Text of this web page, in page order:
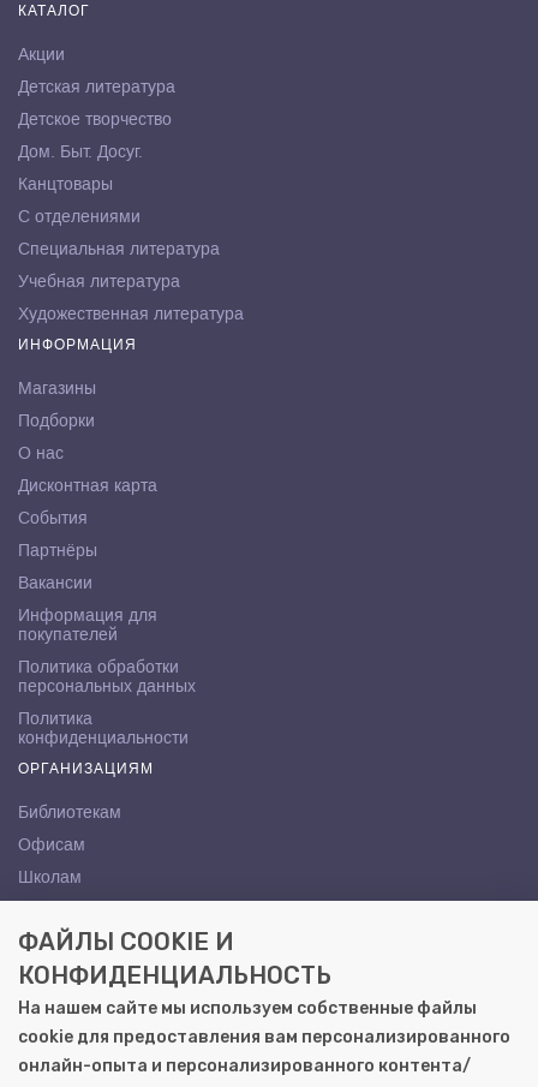
КАТАЛОГ
Акции
Детская литература
Детское творчество
Дом. Быт. Досуг.
Канцтовары
С отделениями
Специальная литература
Учебная литература
Художественная литература
ИНФОРМАЦИЯ
Магазины
Подборки
О нас
Дисконтная карта
События
Партнёры
Вакансии
Информация для
покупателей
Политика обработки
персональных данных
Политика
конфиденциальности
ОРГАНИЗАЦИЯМ
Библиотекам
Офисам
Школам
КОНТАКТЫ
Саратов, ул. Осипова, 10А
+7 (8452) 72-65-65
gemera@moya-kniga.ru
ФАЙЛЫ COOKIE И
КОНФИДЕНЦИАЛЬНОСТЬ
На нашем сайте мы используем собственные файлы
cookie для предоставления вам персонализированного
онлайн-опыта и персонализированного контента/